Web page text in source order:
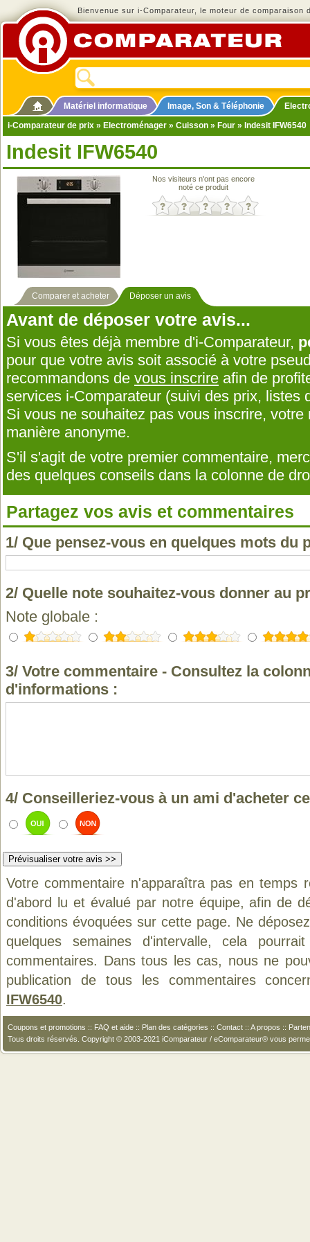
Bienvenue sur i-Comparateur, le moteur de comparaison
Matériel informatique Image, Son & Téléphonie
i-Comparateur de prix » Electroménager » Cuisson » Four » Indesit IFW6540
Indesit IFW6540
Nos visiteurs n'ont pas encore
noté ce produit
Comparer et acheter Déposer un avis
Avant de déposer votre avis...
Si vous êtes déjà membre d'i-Comparateur,
pour que votre avis soit associé à votre
recommandons de vous inscrire afin de
services i-Comparateur (suivi des prix, listes
Si vous ne souhaitez pas vous inscrire,
manière anonyme.
S'il s'agit de votre premier commentaire,
des quelques conseils dans la colonne de
Partagez vos avis et commentaires
1/ Que pensez-vous en quelques mots du
2/ Quelle note souhaitez-vous donner au
Note globale :
3/ Votre commentaire - Consultez la
d'informations :
4/ Conseilleriez-vous à un ami d'acheter
Votre commentaire n'apparaîtra pas en temps
d'abord lu et évalué par notre équipe, afin de
conditions évoquées sur cette page. Ne
quelques semaines d'intervalle, cela
commentaires. Dans tous les cas, nous ne
publication de tous les commentaires
IFW6540.
Coupons et promotions :: FAQ et aide :: Plan des catégories :: Contact :: A propos ::
Tous droits réservés. Copyright © 2003-2021 iComparateur / eComparateur® vous